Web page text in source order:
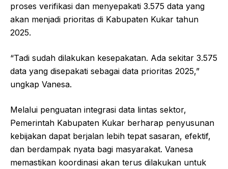
proses verifikasi dan menyepakati 3.575 data yang
akan menjadi prioritas di Kabupaten Kukar tahun
2025.
“Tadi sudah dilakukan kesepakatan. Ada sekitar 3.575
data yang disepakati sebagai data prioritas 2025,”
ungkap Vanesa.
Melalui penguatan integrasi data lintas sektor,
Pemerintah Kabupaten Kukar berharap penyusunan
kebijakan dapat berjalan lebih tepat sasaran, efektif,
dan berdampak nyata bagi masyarakat. Vanesa
memastikan koordinasi akan terus dilakukan untuk